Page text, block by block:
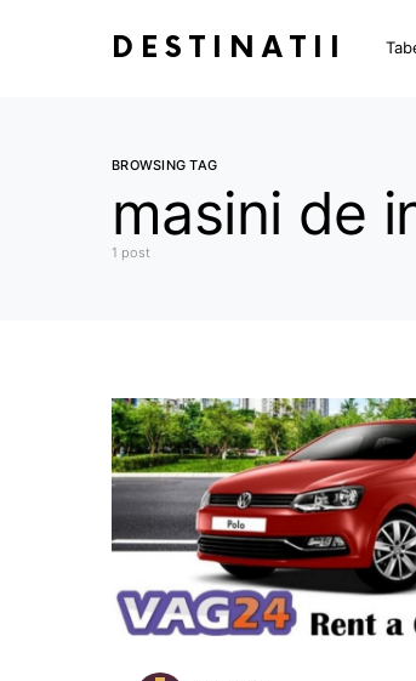
DESTINATII
BROWSING TAG
masini de
1 post